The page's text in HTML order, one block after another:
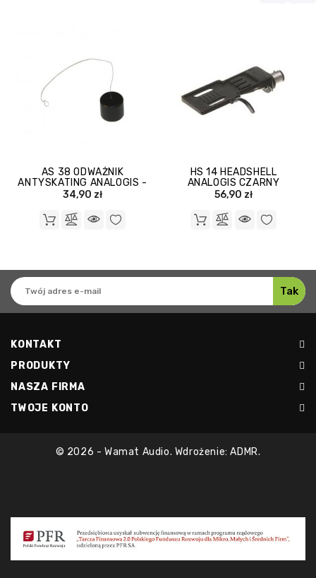
AS 38 ODWAŻNIK
ANTYSKATING ANALOGIS -
3,8 G
34,90 zł
HS 14 HEADSHELL
ANALOGIS CZARNY
56,90 zł
KONTAKT
PRODUKTY
NASZA FIRMA
TWOJE KONTO
© 2026 - Wamat Audio. Wdrożenie: ADMR.